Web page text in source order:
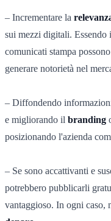
– Incrementare la
sui mezzi digitali.
comunicati stampa
generare notorietà nel
– Diffondendo
e migliorando il branding
posizionando l'azienda
– Se sono accattivanti e
potrebbero pubblicarli
vantaggioso. In ogni caso,